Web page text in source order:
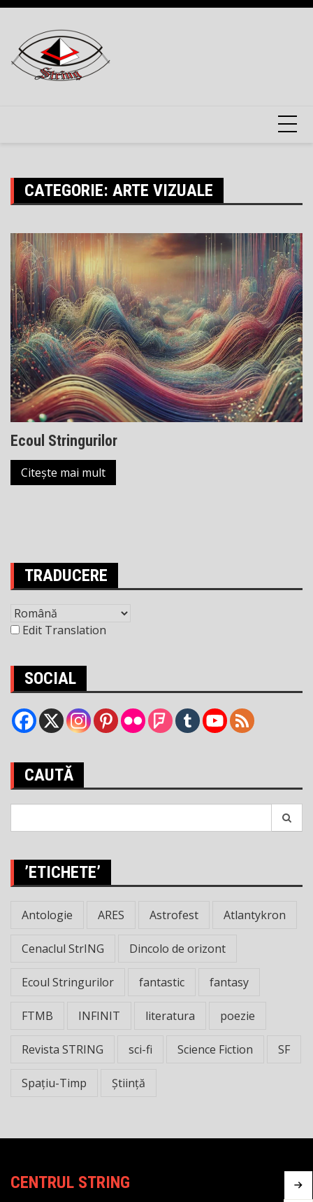
Skip
content
CATEGORIE: ARTE VIZUALE
Ecoul Stringurilor
Citește mai mult
TRADUCERE
Edit Translation
SOCIAL
CAUTĂ
’ETICHETE’
Antologie ARES Astrofest Atlantykron
Cenaclul StrING Dincolo de orizont
Ecoul Stringurilor fantastic fantasy
FTMB INFINIT literatura poezie
Revista STRING sci-fi Science Fiction SF
Spațiu-Timp Știință
CENTRUL STRING